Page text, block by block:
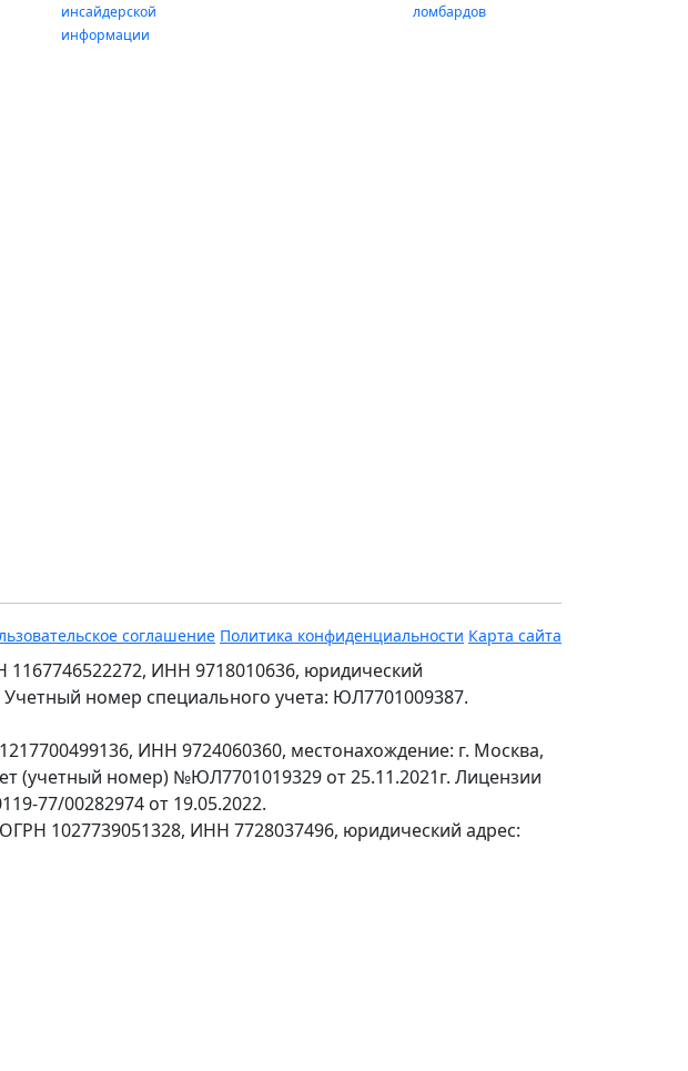
инсайдерской
информации
ломбардов
соглашение Политика конфиденциальности Карта сайта
ИНН 9718010636, юридический
Учетный номер специального учета: ЮЛ7701009387.
ИНН 9724060360, местонахождение: г. Москва,
(учетный номер) №ЮЛ7701019329 от 25.11.2021г. Лицензии
77/00282974 от 19.05.2022.
1027739051328, ИНН 7728037496, юридический адрес: